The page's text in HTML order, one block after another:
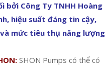
bởi Công Ty TNHH Hoàng
hiệu suất đáng tin cậy,
mức tiêu thụ năng lượng
SHON Pumps có thể có